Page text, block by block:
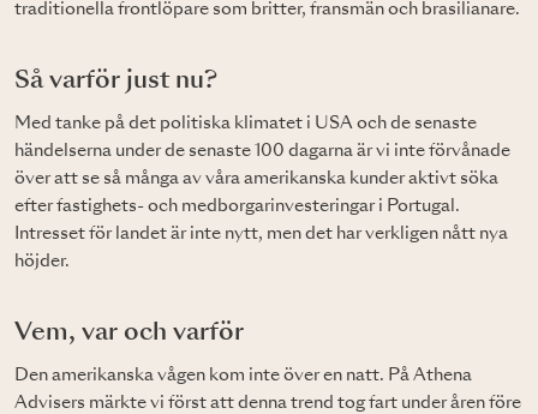
traditionella frontlöpare som britter, fransmän och brasilianare.
Så varför just nu?
Med tanke på det politiska klimatet i USA och de senaste
händelserna under de senaste 100 dagarna är vi inte förvånade
över att se så många av våra amerikanska kunder aktivt söka
efter fastighets- och medborgarinvesteringar i Portugal.
Intresset för landet är inte nytt, men det har verkligen nått nya
höjder.
Vem, var och varför
Den amerikanska vågen kom inte över en natt. På Athena
Advisers märkte vi först att denna trend tog fart under åren före